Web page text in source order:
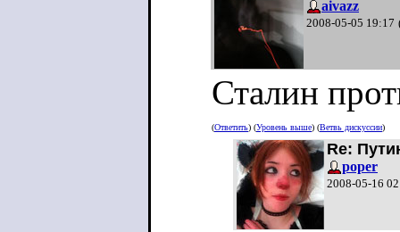
aivazz
2008-05-05 19:17
Сталин
(Ответить) (Уровень выше) (Ветвь дискуссии)
Re:
poper
2008-05-16